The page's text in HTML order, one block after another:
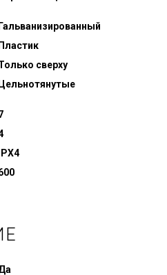
Гальванизированный
Пластик
сверху
Цельнотянутые
IPX4